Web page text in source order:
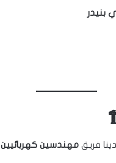
بنيدر
فريق مهندسين